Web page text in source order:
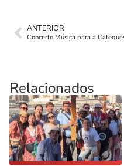
ANTERIOR
Concerto Música para a
Relacionados